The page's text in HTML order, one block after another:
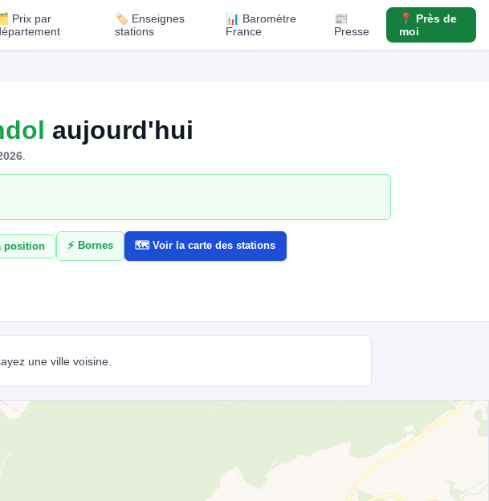
Prix par
🏷️ Enseignes
stations
📊 Baromètre
France
📰
Presse
📍 Près de
moi
aujourd'hui
position ⚡ Bornes 🗺️ Voir la carte des stations
une ville voisine.